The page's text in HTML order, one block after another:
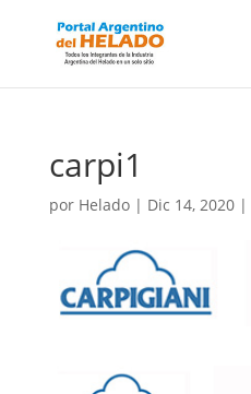
carpi1
por Helado| Dic 14, 2020|